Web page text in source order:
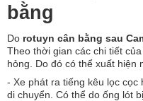
bằng
Do rotuyn cân bằng sau
Theo thời gian các chi tiết
hỏng. Do đó có thể xuất hiện
- Xe phát ra tiếng kêu lọc
di chuyển. Có thể do ống lót